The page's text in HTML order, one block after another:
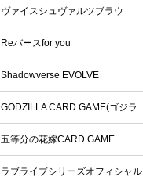
ヴァイスシュヴァルツブラウ
Reバースfor you
Shadowverse EVOLVE
GODZILLA CARD GAME(ゴジラ
カードゲーム)
五等分の花嫁CARD GAME
ラブライブシリーズオフィシャル